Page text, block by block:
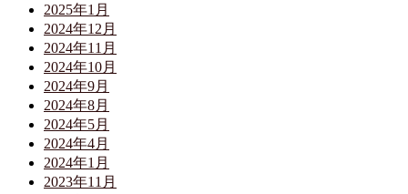
2025年1月
2024年12月
2024年11月
2024年10月
2024年9月
2024年8月
2024年5月
2024年4月
2024年1月
2023年11月